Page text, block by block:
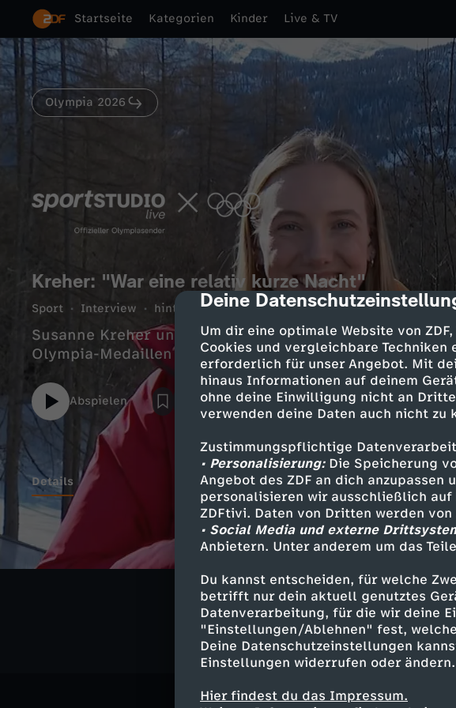
cmp-dialog-description
Deine
Um dir eine optimale Website von
Cookies und vergleichbare Techniken
erforderlich für unser Angebot. Mit
hinaus Informationen auf deinem
ohne deine Einwilligung nicht an
verwenden deine Daten auch nicht zu
Zustimmungspflichtige
• Personalisierung:Die Speicherung
Angebot des ZDF an dich
personalisieren wir ausschließlich auf
ZDFtivi. Daten von Dritten werden
• Social Media und externe
Anbietern. Unter anderem um das
Du kannst entscheiden, für welche
betrifft nur dein aktuell genutztes
Datenverarbeitung, für die wir deine
"Einstellungen/Ablehnen" fest,
Deine Datenschutzeinstellungen
Einstellungen widerrufen oder ändern.
Hier findest du das Impressum.
Startseite Kategorien Kinder Live & TV
Olympia 2026
Kreher: "War eine relativ kurze Nacht"
Sport Interview hintergründig 5 Min. 15.02.2026 ZDF
Susanne Kreher und Jacqueline Pfeifer sprechen nach
Olympia-Medaillen im Interview bei ZDF-Moderator
Abspielen
Details
Ähnliche Inhalte
Sport Interview